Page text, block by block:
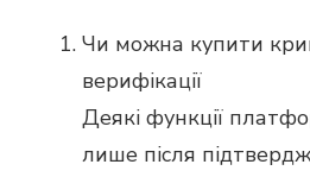
Чи можна купити
верифікації
Деякі функції
лише після